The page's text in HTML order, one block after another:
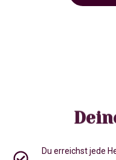
Du erreichst jede